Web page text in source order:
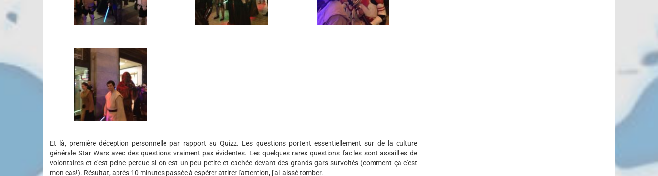
Et là, première déception personnelle par rapport au Quizz. Les questions portent essentiellement sur de la culture
générale Star Wars avec des questions vraiment pas évidentes. Les quelques rares questions faciles sont assaillies de
volontaires et c'est peine perdue si on est un peu petite et cachée devant des grands gars survoltés (comment ça c'est
mon cas!). Résultat, après 10 minutes passée à espérer attirer l'attention, j'ai laissé tomber.